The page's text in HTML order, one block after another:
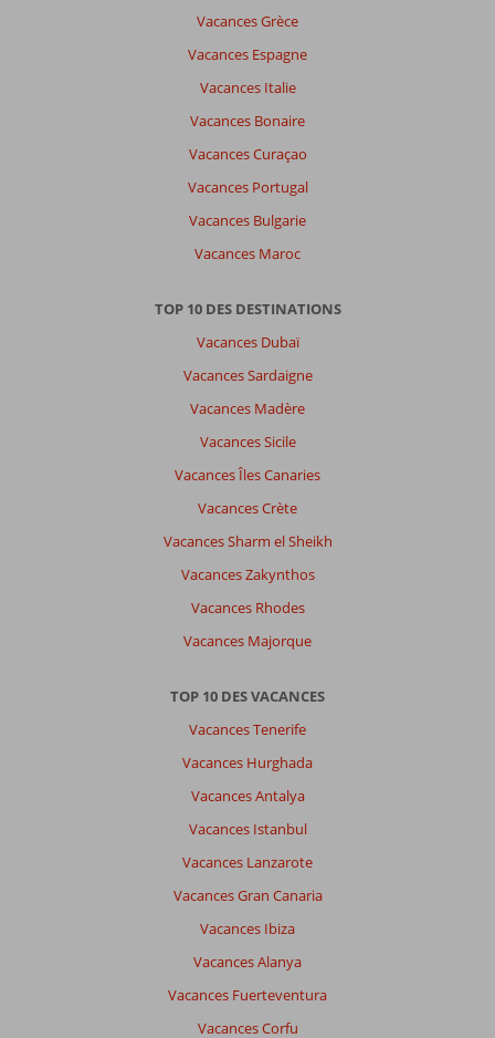
Vacances Grèce
Vacances Espagne
Vacances Italie
Vacances Bonaire
Vacances Curaçao
Vacances Portugal
Vacances Bulgarie
Vacances Maroc
TOP 10 DES DESTINATIONS
Vacances Dubaï
Vacances Sardaigne
Vacances Madère
Vacances Sicile
Vacances Îles Canaries
Vacances Crète
Vacances Sharm el Sheikh
Vacances Zakynthos
Vacances Rhodes
Vacances Majorque
TOP 10 DES VACANCES
Vacances Tenerife
Vacances Hurghada
Vacances Antalya
Vacances Istanbul
Vacances Lanzarote
Vacances Gran Canaria
Vacances Ibiza
Vacances Alanya
Vacances Fuerteventura
Vacances Corfu